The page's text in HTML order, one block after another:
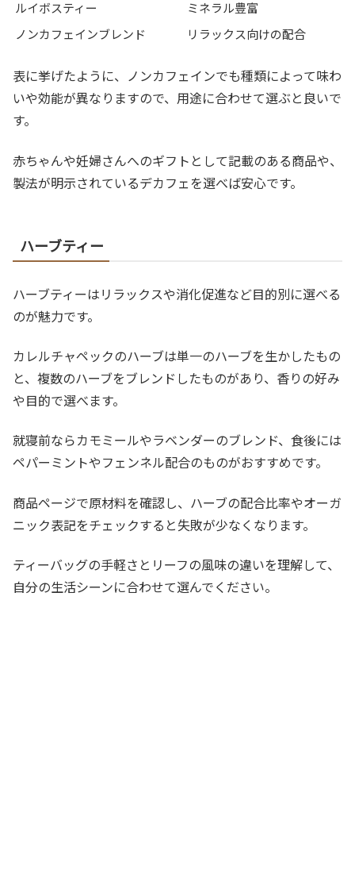
ルイボスティー
ミネラル豊富
ノンカフェインブレンド
リラックス向けの配合
表に挙げたように、ノンカフェインでも種類によって味わ
いや効能が異なりますので、用途に合わせて選ぶと良いで
す。
赤ちゃんや妊婦さんへのギフトとして記載のある商品や、
製法が明示されているデカフェを選べば安心です。
ハーブティー
ハーブティーはリラックスや消化促進など目的別に選べる
のが魅力です。
カレルチャペックのハーブは単一のハーブを生かしたもの
と、複数のハーブをブレンドしたものがあり、香りの好み
や目的で選べます。
就寝前ならカモミールやラベンダーのブレンド、食後には
ペパーミントやフェンネル配合のものがおすすめです。
商品ページで原材料を確認し、ハーブの配合比率やオーガ
ニック表記をチェックすると失敗が少なくなります。
ティーバッグの手軽さとリーフの風味の違いを理解して、
自分の生活シーンに合わせて選んでください。